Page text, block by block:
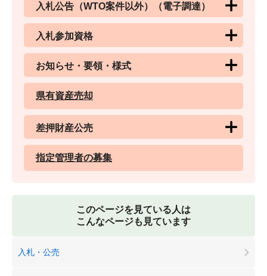
入札公告（WTO案件以外）（電子調達）
入札参加資格
お知らせ・要領・様式
県有資産売却
差押財産公売
指定管理者の募集
このページを見ている人は
こんなページも見ています
入札・公売